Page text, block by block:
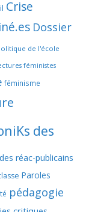
Crise
Dossier
de l'école
féministes
féminisme
des
réac-publicains
Paroles
pédagogie